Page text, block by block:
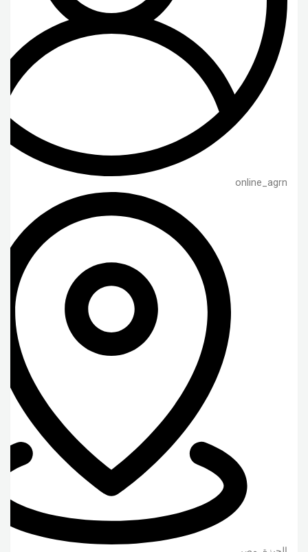
online_agrn